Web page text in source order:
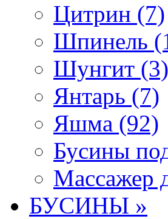
Цитрин (7)
Шпинель
Шунгит (3)
Янтарь (7)
Яшма (92)
Бусины
Массажер
БУСИНЫ »